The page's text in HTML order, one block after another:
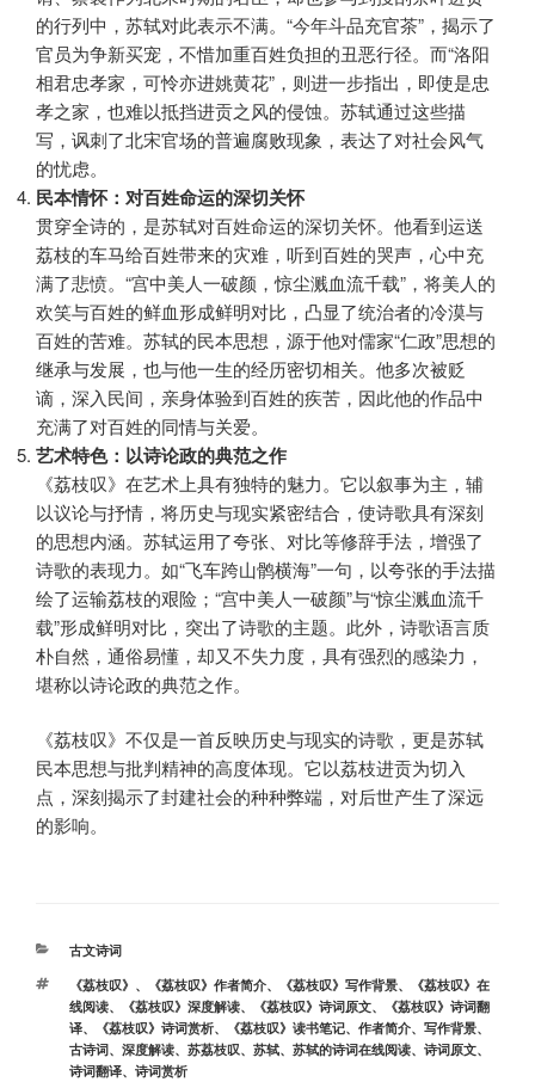
的行列中，苏轼对此表示不满。“今年斗品充官茶”，揭示了
官员为争新买宠，不惜加重百姓负担的丑恶行径。而“洛阳
相君忠孝家，可怜亦进姚黄花”，则进一步指出，即使是忠
孝之家，也难以抵挡进贡之风的侵蚀。苏轼通过这些描
写，讽刺了北宋官场的普遍腐败现象，表达了对社会风气
的忧虑。
民本情怀：对百姓命运的深切关怀
贯穿全诗的，是苏轼对百姓命运的深切关怀。他看到运送
荔枝的车马给百姓带来的灾难，听到百姓的哭声，心中充
满了悲愤。“宫中美人一破颜，惊尘溅血流千载”，将美人的
欢笑与百姓的鲜血形成鲜明对比，凸显了统治者的冷漠与
百姓的苦难。苏轼的民本思想，源于他对儒家“仁政”思想的
继承与发展，也与他一生的经历密切相关。他多次被贬
谪，深入民间，亲身体验到百姓的疾苦，因此他的作品中
充满了对百姓的同情与关爱。
艺术特色：以诗论政的典范之作
《荔枝叹》在艺术上具有独特的魅力。它以叙事为主，辅
以议论与抒情，将历史与现实紧密结合，使诗歌具有深刻
的思想内涵。苏轼运用了夸张、对比等修辞手法，增强了
诗歌的表现力。如“飞车跨山鹘横海”一句，以夸张的手法描
绘了运输荔枝的艰险；“宫中美人一破颜”与“惊尘溅血流千
载”形成鲜明对比，突出了诗歌的主题。此外，诗歌语言质
朴自然，通俗易懂，却又不失力度，具有强烈的感染力，
堪称以诗论政的典范之作。
《荔枝叹》不仅是一首反映历史与现实的诗歌，更是苏轼
民本思想与批判精神的高度体现。它以荔枝进贡为切入
点，深刻揭示了封建社会的种种弊端，对后世产生了深远
的影响。
分
古文诗词
标
签
《荔枝叹》 、 《荔枝叹》作者简介、 《荔枝叹》写作背景、
《荔枝叹》在
线阅读、 《荔枝叹》深度解读、 《荔枝叹》诗词原文、
《荔枝叹》诗词翻
译、 《荔枝叹》诗词赏析、 《荔枝叹》读书笔记、 作者简介、 写作背景、
古诗词、 深度解读、 苏荔枝叹、 苏轼、 苏轼的诗词在线阅读、 诗词原文、
诗词翻译、 诗词赏析